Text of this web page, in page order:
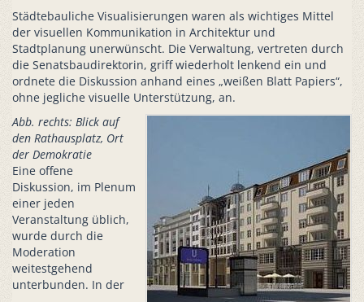
Städtebauliche Visualisierungen waren als wichtiges Mittel
der visuellen Kommunikation in Architektur und
Stadtplanung unerwünscht. Die Verwaltung, vertreten durch
die Senatsbaudirektorin, griff wiederholt lenkend ein und
ordnete die Diskussion anhand eines „weißen Blatt Papiers“,
ohne jegliche visuelle Unterstützung, an.
Abb. rechts: Blick auf
den Rathausplatz, Ort
der Demokratie
Eine offene
Diskussion, im Plenum
einer jeden
Veranstaltung üblich,
wurde durch die
Moderation
weitestgehend
unterbunden. In der